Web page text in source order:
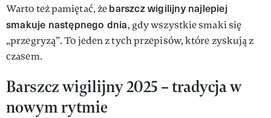
Warto też pamiętać, żebarszcz wigilijny najlepiej
smakuje następnego dnia, gdy wszystkie smaki się
„przegryzą”. To jeden z tych przepisów, które zyskują z
czasem.
Barszcz wigilijny 2025 – tradycja w
nowym rytmie